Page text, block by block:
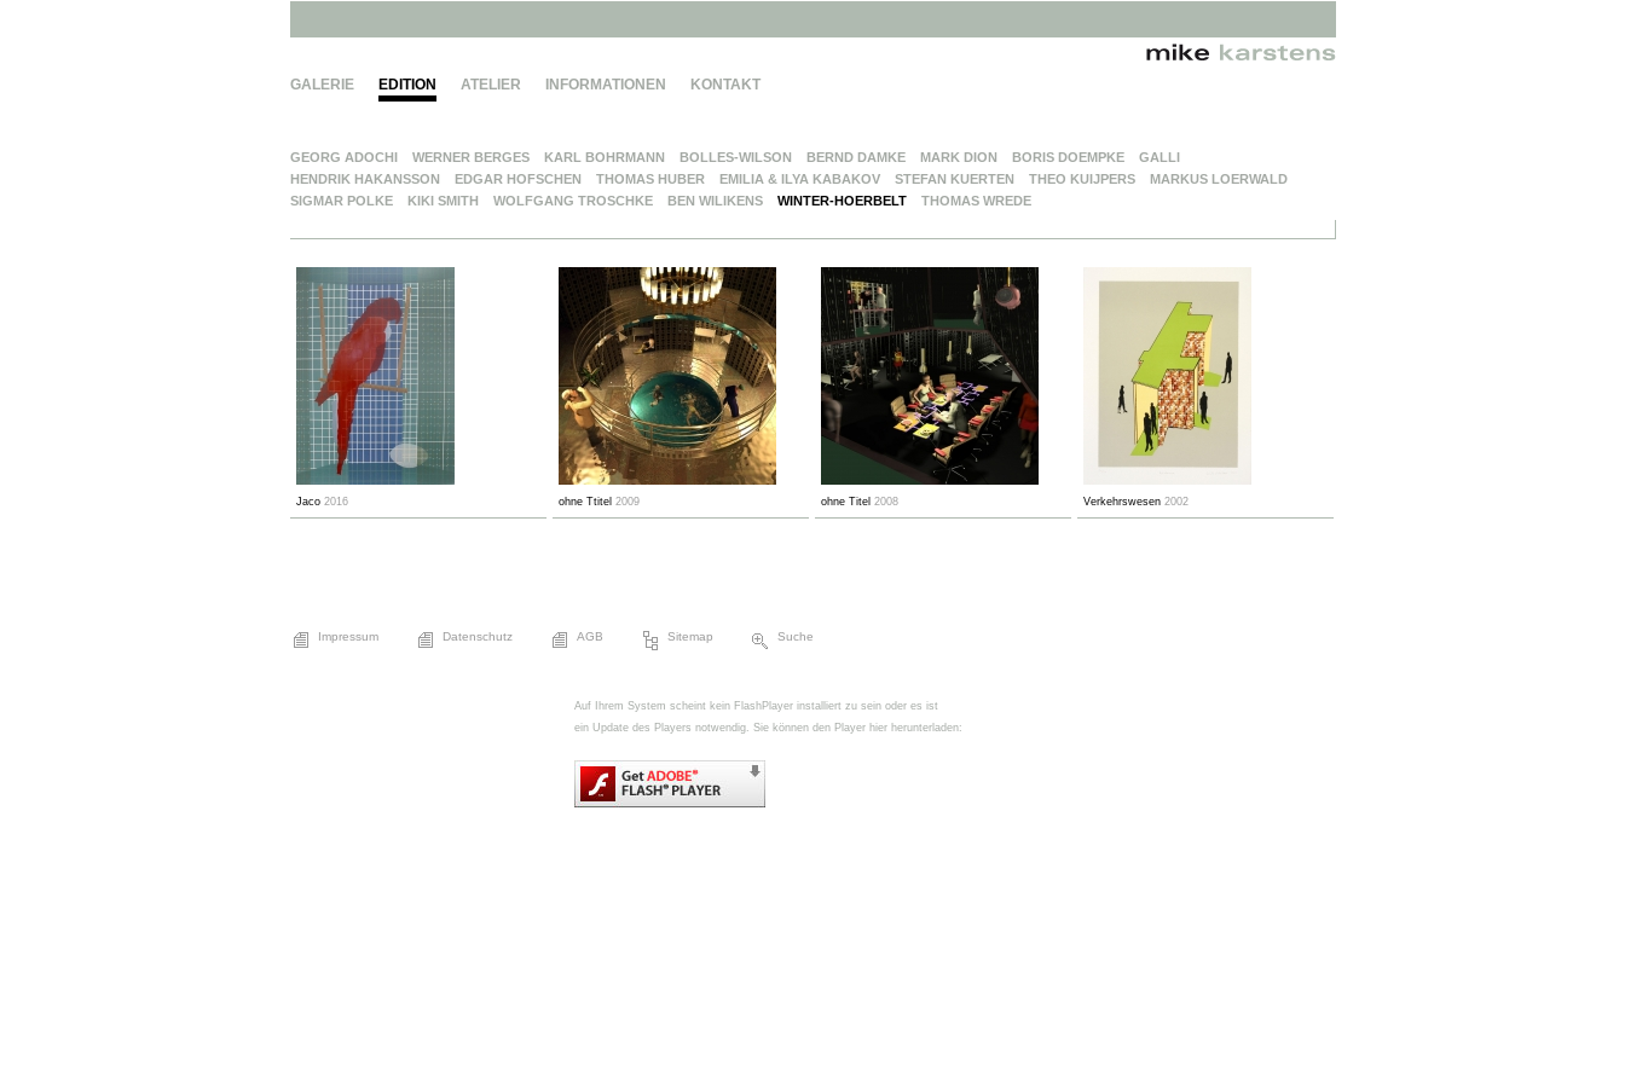
GALERIE EDITION ATELIER INFORMATIONEN KONTAKT
GEORG ADOCHI WERNER BERGES KARL BOHRMANN BOLLES-WILSON BERND DAMKE MARK DION BORIS DOEMPKE
GALLI
HENDRIK HAKANSSON
EDGAR HOFSCHEN THOMAS HUBER EMILIA & ILYA KABAKOV STEFAN KUERTEN THEO KUIJPERS
MARKUS LOERWALD
SIGMAR POLKE
KIKI SMITH WOLFGANG TROSCHKE BEN WILIKENS WINTER-HOERBELT THOMAS WREDE
Jaco 2016 ohne Ttitel 2009 ohne Titel 2008 Verkehrswesen 2002
Impressum Datenschutz AGB Sitemap Suche
Auf Ihrem System scheint kein FlashPlayer installiert zu sein oder es ist
ein Update des Players notwendig. Sie können den Player hier herunterladen: